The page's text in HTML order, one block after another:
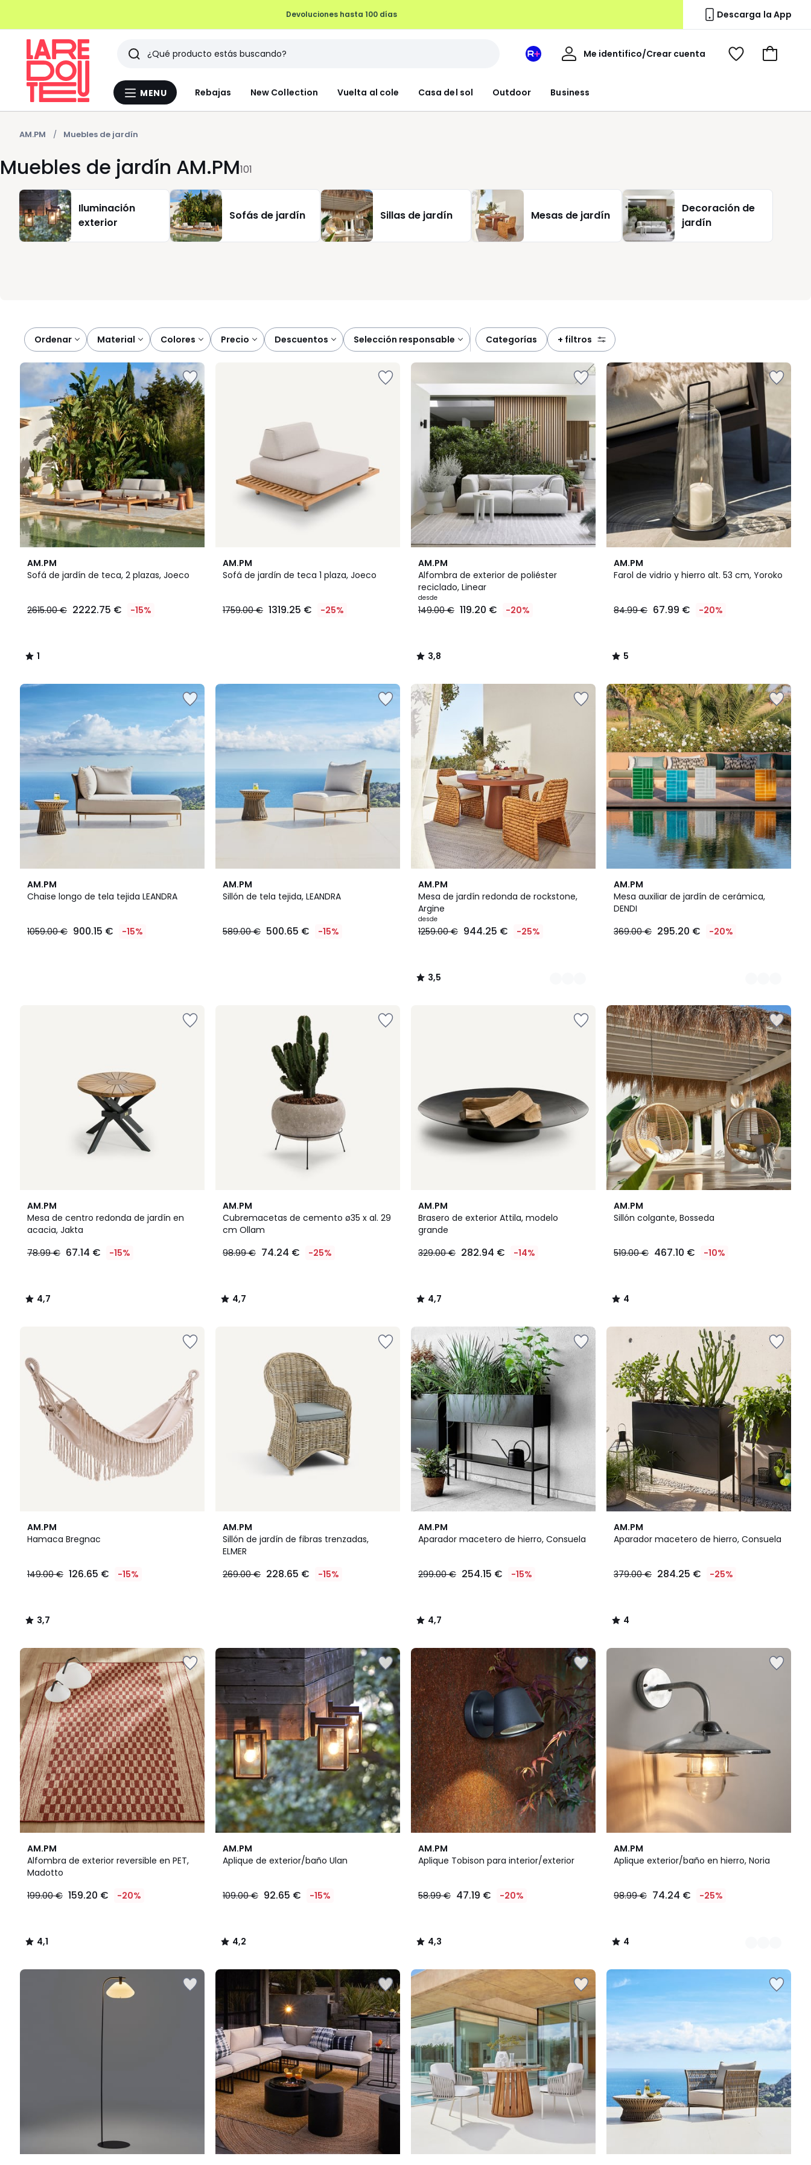
Descarga la App
Menu
MENU Rebajas New Collection Vuelta al cole Casa del sol Outdoor Business
Buscar
Últimos
artículos
vistos
Mi
Redoute
Me identifico/Crear cuenta
Mi
Ver
Ir
AM.PM Muebles de jardín
Muebles de jardín AM.PM101
Iluminación
exterior
Sofás de jardín Sillas de jardín Mesas de jardín
Decoración de
jardín
Ordenar material colores precio descuentos selección responsable categorías + filtros
AM.PM
Sofá de jardín de teca, 2 plazas, Joeco
€
2615.00
15%
2615.00 € 2222.75 € -15%
1
/
1
/
AM.PM
Sofá de jardín de teca 1 plaza, Joeco
1759.00 € 1319.25 € -25%
AM.PM
Alfombra de exterior de poliéster
reciclado, Linear
desde
149.00 € 119.20 € -20%
3,8
/ 5
3,8
/
AM.PM
Farol de vidrio y hierro alt. 53 cm, Yoroko
84.99 € 67.99 € -20%
5
/
5
/
AM.PM
Chaise longo de tela tejida LEANDRA
1059.00 € 900.15 € -15%
AM.PM
Sillón de tela tejida, LEANDRA
589.00 € 500.65 € -15%
AM.PM
Mesa de jardín redonda de rockstone,
Argine
desde
1259.00 € 944.25 € -25%
3,5
/ 5
3
Colores
3,5
/
AM.PM
Mesa auxiliar de jardín de cerámica,
DENDI
369.00 € 295.20 € -20%
3
Colores
AM.PM
Mesa de centro redonda de jardín en
acacia, Jakta
78.99 € 67.14 € -15%
4,7
/ 5
4,7
/
AM.PM
Cubremacetas de cemento ø35 x al. 29
cm Ollam
98.99 € 74.24 € -25%
4,7
/ 5
4,7
/
AM.PM
Brasero de exterior Attila, modelo
grande
329.00 € 282.94 € -14%
4,7
/ 5
4,7
/
AM.PM
Sillón colgante, Bosseda
519.00 € 467.10 € -10%
4
/
4
/
AM.PM
Hamaca Bregnac
149.00 € 126.65 € -15%
3,7
/ 5
3,7
/
AM.PM
Sillón de jardín de fibras trenzadas,
ELMER
269.00 € 228.65 € -15%
AM.PM
Aparador macetero de hierro, Consuela
299.00 € 254.15 € -15%
4,7
/ 5
4,7
/
AM.PM
Aparador macetero de hierro, Consuela
379.00 € 284.25 € -25%
4
/
4
/
AM.PM
Alfombra de exterior reversible en PET,
Madotto
199.00 € 159.20 € -20%
4,1
/ 5
4,1
/
AM.PM
Aplique de exterior/baño Ulan
109.00 € 92.65 € -15%
4,2
/ 5
4,2
/
AM.PM
Aplique Tobison para interior/exterior
58.99 € 47.19 € -20%
4,3
/ 5
4,3
/
AM.PM
Aplique exterior/baño en hierro, Noria
98.99 € 74.24 € -25%
4
/
2
Colores
4
/